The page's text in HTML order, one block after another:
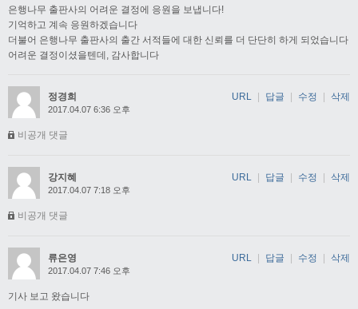
은행나무 출판사의 어려운 결정에 응원을 보냅니다!
기억하고 계속 응원하겠습니다
더불어 은행나무 출판사의 출간 서적들에 대한 신뢰를 더 단단히 하게 되었습니다
어려운 결정이셨을텐데, 감사합니다
정경희
2017.04.07 6:36 오후
비공개 댓글
URL 답글 수정 삭제
강지혜
2017.04.07 7:18 오후
비공개 댓글
URL 답글 수정 삭제
류은영
2017.04.07 7:46 오후
기사 보고 왔습니다
URL 답글 수정 삭제